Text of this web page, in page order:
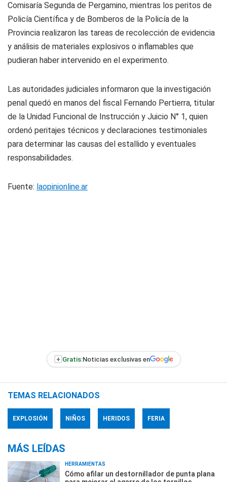
Comisaría Segunda de Pergamino, mientras los peritos de
Policía Científica y de Bomberos de la Policía de la
Provincia realizaron las tareas de recolección de evidencia
y análisis de materiales explosivos o inflamables que
pudieran haber intervenido en el experimento.
Las autoridades judiciales informaron que la investigación
penal quedó en manos del fiscal Fernando Pertierra, titular
de la Unidad Funcional de Instrucción y Juicio N° 1, quien
ordenó peritajes técnicos y declaraciones testimoniales
para determinar las causas del estallido y eventuales
responsabilidades.
Fuente: laopinionline.ar
+ Gratis:Noticias exclusivas en
TEMAS RELACIONADOS
EXPLOSIÓN NIÑOS HERIDOS FERIA
MÁS LEÍDAS
HERRAMIENTAS
Cómo afilar un destornillador de punta plana